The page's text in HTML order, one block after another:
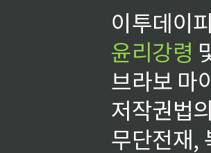
이투데이
윤리강령
브라보 마
저작권법
무단전재,